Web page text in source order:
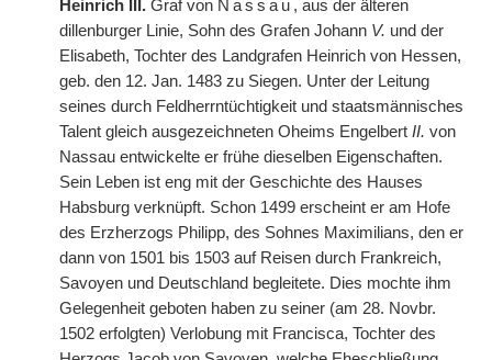
Heinrich III. Graf von Nassau , aus der älteren
dillenburger Linie, Sohn des Grafen Johann V. und der
Elisabeth, Tochter des Landgrafen Heinrich von Hessen,
geb. den 12. Jan. 1483 zu Siegen. Unter der Leitung
seines durch Feldherrntüchtigkeit und staatsmännisches
Talent gleich ausgezeichneten Oheims Engelbert II. von
Nassau entwickelte er frühe dieselben Eigenschaften.
Sein Leben ist eng mit der Geschichte des Hauses
Habsburg verknüpft. Schon 1499 erscheint er am Hofe
des Erzherzogs Philipp, des Sohnes Maximilians, den er
dann von 1501 bis 1503 auf Reisen durch Frankreich,
Savoyen und Deutschland begleitete. Dies mochte ihm
Gelegenheit geboten haben zu seiner (am 28. Novbr.
1502 erfolgten) Verlobung mit Francisca, Tochter des